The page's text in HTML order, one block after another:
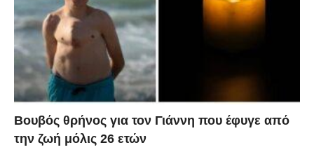
Βουβός θρήνος για τον Γιάννη που έφυγε από
την ζωή μόλις 26 ετών